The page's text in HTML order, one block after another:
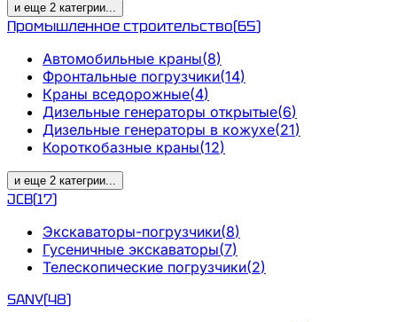
и еще 2 категрии...
Промышленное строительство(65)
Автомобильные краны(8)
Фронтальные погрузчики(14)
Краны вседорожные(4)
Дизельные генераторы открытые(6)
Дизельные генераторы в кожухе(21)
Короткобазные краны(12)
и еще 2 категрии...
JCB(17)
Экскаваторы-погрузчики(8)
Гусеничные экскаваторы(7)
Телескопические погрузчики(2)
SANY(48)